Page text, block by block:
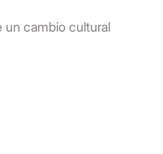
un cambio cultural